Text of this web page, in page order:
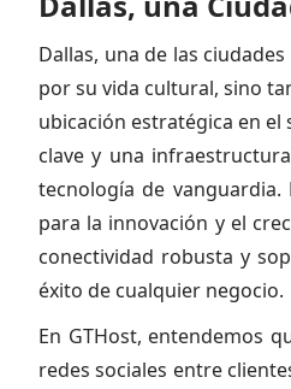
Dallas, una de las
por su vida cultural, sino
ubicación estratégica en el
clave y una
tecnología de
para la innovación y el
conectividad robusta y
éxito de cualquier negocio.
En GTHost, entendemos
redes sociales entre